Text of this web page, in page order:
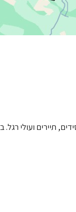
תיירים ועולי